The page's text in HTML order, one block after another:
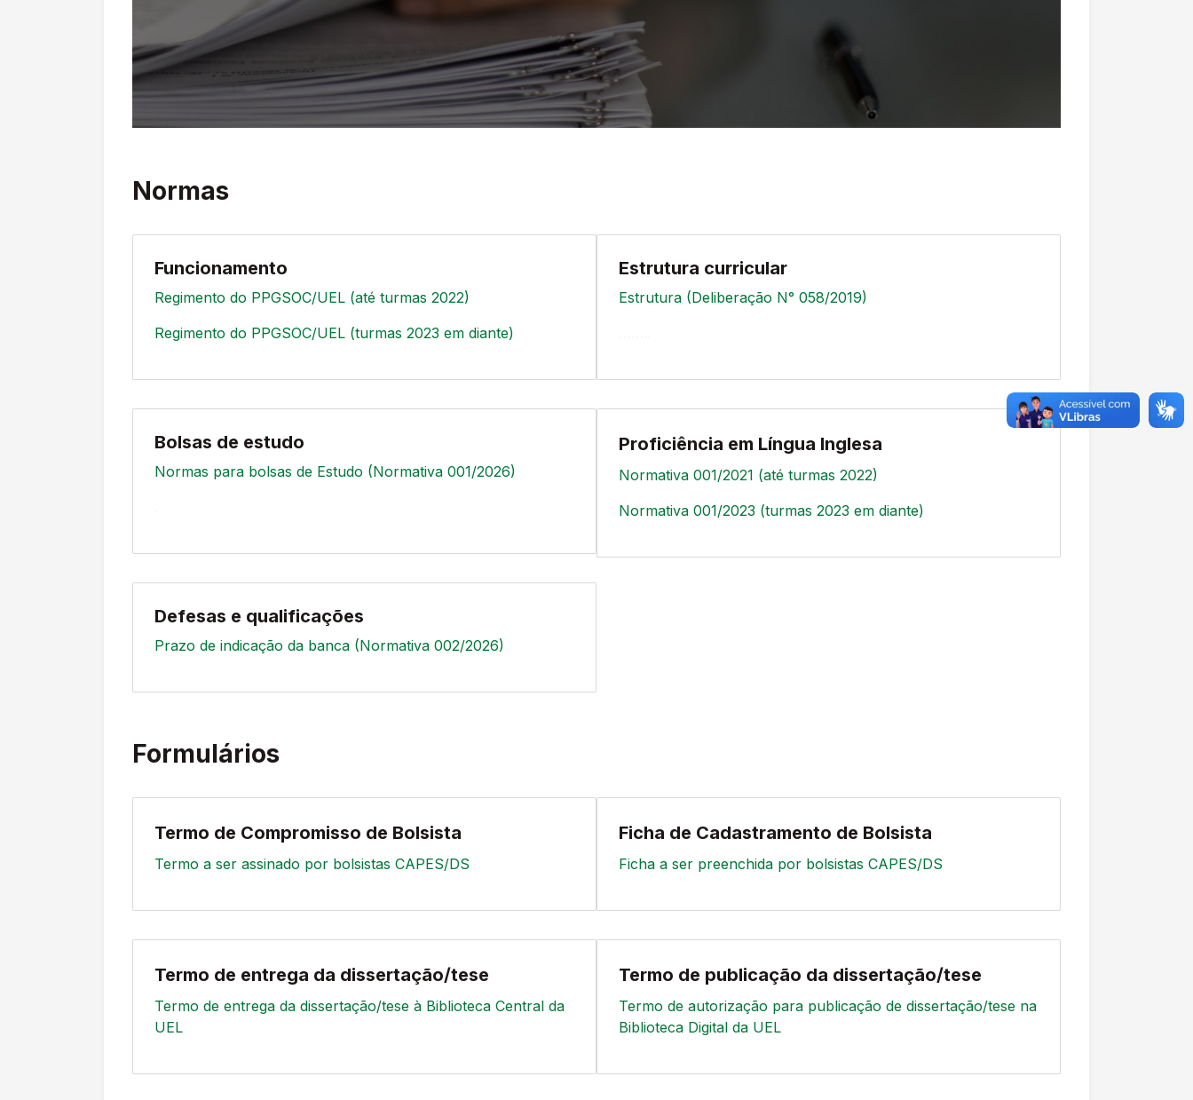
Normas
Funcionamento
Regimento do PPGSOC/UEL (até turmas 2022)
Regimento do PPGSOC/UEL (turmas 2023 em diante)
Estrutura curricular
Estrutura (Deliberação N° 058/2019)
Bolsas de estudo
Normas para bolsas de Estudo (Normativa 001/2026)
Defesas e qualificações
Prazo de indicação da banca (Normativa 002/2026)
Proficiência em Língua Inglesa
Normativa 001/2021 (até turmas 2022)
Normativa 001/2023 (turmas 2023 em diante)
Formulários
Termo de Compromisso de Bolsista
Termo a ser assinado por bolsistas CAPES/DS
Ficha de Cadastramento de Bolsista
Ficha a ser preenchida por bolsistas CAPES/DS
Termo de entrega da dissertação/tese
Termo de entrega da dissertação/tese à Biblioteca Central da
UEL
Termo de publicação da dissertação/tese
Termo de autorização para publicação de dissertação/tese na
Biblioteca Digital da UEL